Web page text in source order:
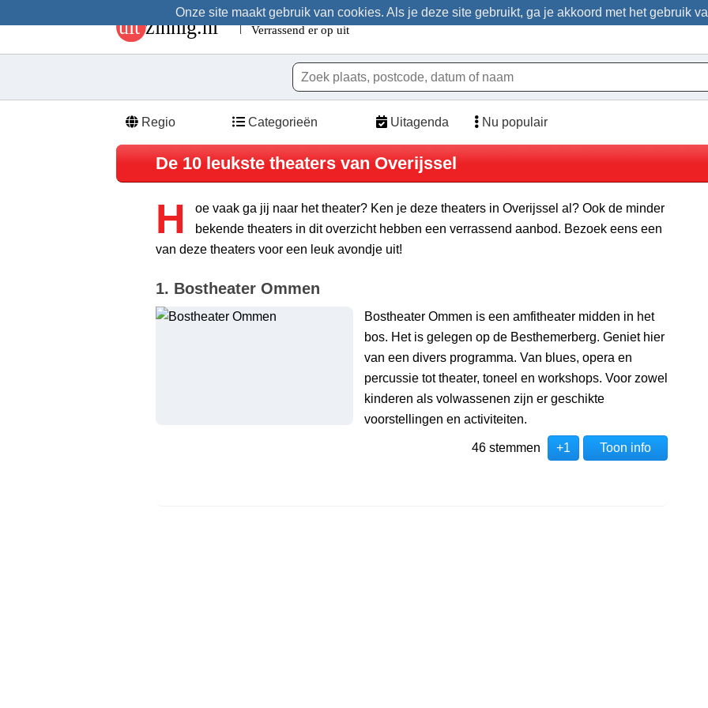
Onze site maakt gebruik van cookies. Als je deze site gebruikt, ga je akkoord met het gebruik
Regio Categorieën Uitagenda Nu populair
De 10 leukste theaters van Overijssel
H
oe vaak ga jij naar het theater? Ken je deze theaters in Overijssel al? Ook de minder
bekende theaters in dit overzicht hebben een verrassend aanbod. Bezoek eens een
van deze theaters voor een leuk avondje uit!
1. Bostheater Ommen
Bostheater Ommen is een amfitheater midden in het
bos. Het is gelegen op de Besthemerberg. Geniet hier
van een divers programma. Van blues, opera en
percussie tot theater, toneel en workshops. Voor zowel
kinderen als volwassenen zijn er geschikte
voorstellingen en activiteiten.
46 stemmen +1 Toon info